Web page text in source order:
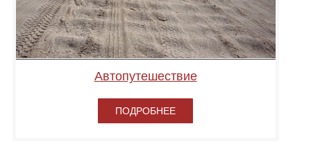
Автопутешествие
ПОДРОБНЕЕ